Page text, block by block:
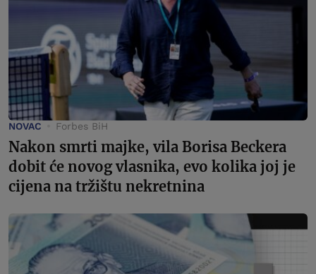
NOVAC Forbes BiH
Nakon smrti majke, vila Borisa Beckera
dobit će novog vlasnika, evo kolika joj je
cijena na tržištu nekretnina